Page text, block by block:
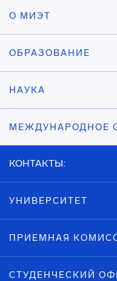
О МИЭТ
ОБРАЗОВАНИЕ
НАУКА
МЕЖДУНАРОДНОЕ
КОНТАКТЫ:
УНИВЕРСИТЕТ
ПРИЕМНАЯ
СТУДЕНЧЕСКИЙ